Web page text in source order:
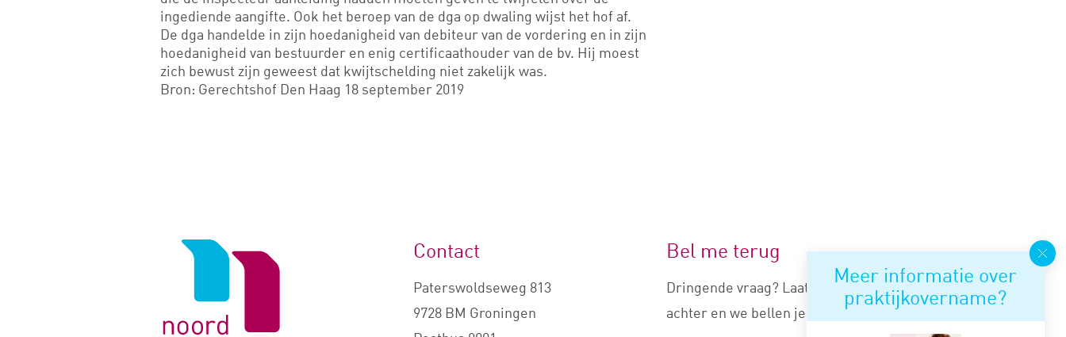
ingediende aangifte. Ook het beroep van de dga op dwaling wijst het hof af.
De dga handelde in zijn hoedanigheid van debiteur van de vordering en in zijn
hoedanigheid van bestuurder en enig certificaathouder van de bv. Hij moest
zich bewust zijn geweest dat kwijtschelding niet zakelijk was.
Bron: Gerechtshof Den Haag 18 september 2019
Meer informatie over
praktijkovername?
Logo
Contact
Paterswoldseweg 813
9728 BM Groningen
Bel me terug
Dringende vraag? Laat je nummer
achter en we bellen je snel terug.